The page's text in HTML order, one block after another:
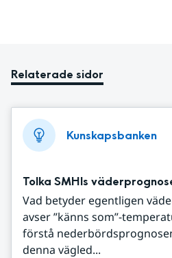
Relaterade sidor
Kunskapsbanken
Tolka SMHIs
Vad betyder egentligen
avser ”känns som”-
förstå
denna vägled...